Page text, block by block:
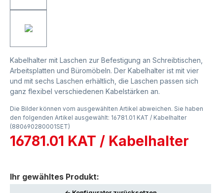
Kabelhalter mit Laschen zur Befestigung an Schreibtischen,
Arbeitsplatten und Büromöbeln. Der Kabelhalter ist mit vier
und mit sechs Laschen erhältlich, die Laschen passen sich
ganz flexibel verschiedenen Kabelstärken an.
Die Bilder können vom ausgewählten Artikel abweichen. Sie haben
den folgenden Artikel ausgewählt: 16781.01 KAT / Kabelhalter
(880690280001SET)
16781.01 KAT / Kabelhalter
Ihr gewähltes Produkt: